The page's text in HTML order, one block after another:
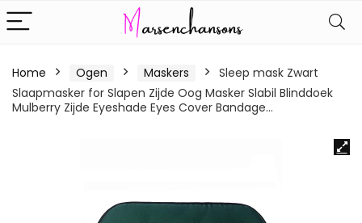
Home Ogen Maskers
Sleep mask Zwart
Slaapmasker for Slapen Zijde Oog Masker Slabil Blinddoek
Mulberry Zijde Eyeshade Eyes Cover Bandage…